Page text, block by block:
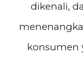
dikenali,
konsumen